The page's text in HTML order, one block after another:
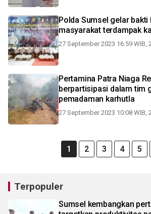
Polda Sumsel gelar bakti
masyarakat terdampak
27 September 2023 16:59 WIB,
Pertamina Patra Niaga
berpartisipasi dalam tim
pemadaman karhutla
27 September 2023 10:08 WIB,
1 2 3 4 5
Terpopuler
Sumsel kembangkan